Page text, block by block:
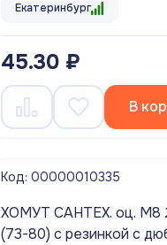
Екатеринбург
45.30 ₽
В
Код: 00000010335
ХОМУТ САНТЕХ. оц. М8 2"1/2"
(73-80) с резинкой с